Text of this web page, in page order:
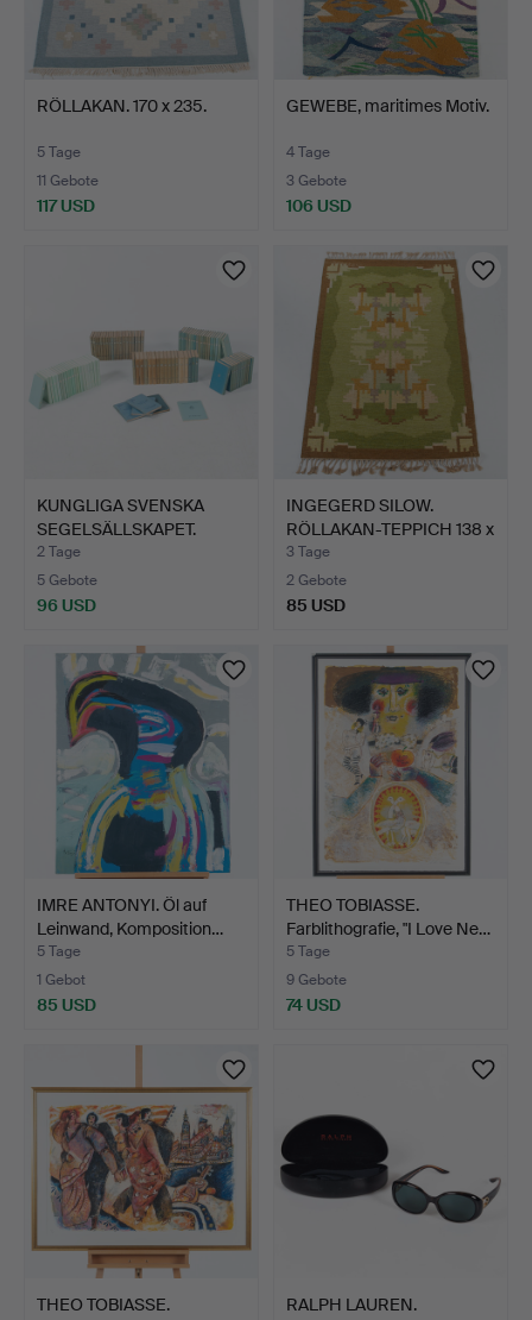
RÖLLAKAN. 170 x 235.
5 Tage
11 Gebote
117 USD
GEWEBE, maritimes Motiv.
4 Tage
3 Gebote
106 USD
KUNGLIGA SVENSKA
SEGELSÄLLSKAPET.
Jahrbüch…
2 Tage
5 Gebote
96 USD
INGEGERD SILOW.
RÖLLAKAN-TEPPICH 138 x
200.
3 Tage
2 Gebote
85 USD
IMRE ANTONYI. Öl auf
Leinwand, Komposition…
5 Tage
1 Gebot
85 USD
THEO TOBIASSE.
Farblithografie, "I Love Ne…
5 Tage
9 Gebote
74 USD
THEO TOBIASSE.
RALPH LAUREN.